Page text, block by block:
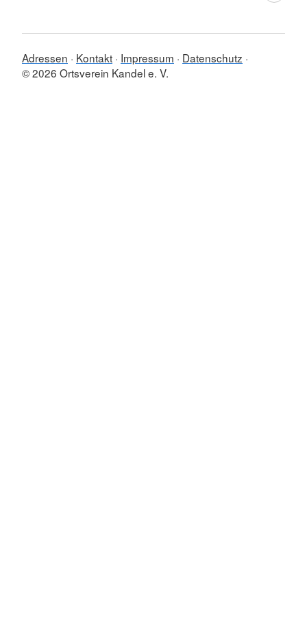
Adressen Kontakt Impressum
Datenschutz
© 2026 Ortsverein Kandel e. V.